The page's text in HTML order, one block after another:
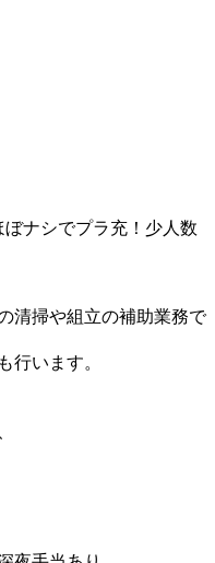
ぼナシでプラ充！少人数
清掃や組立の補助業務で
行います。